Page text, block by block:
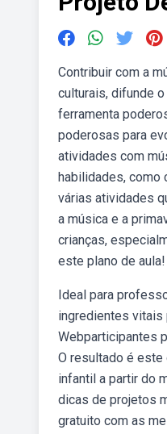
Contribuir com a
culturais, difunde
ferramenta
poderosas para
atividades com
habilidades, como
várias atividades
a música e a
crianças,
este plano de aula!
Ideal para
ingredientes vitais
Webparticipantes
O resultado é este
infantil a partir do
dicas de projetos
gratuito com as